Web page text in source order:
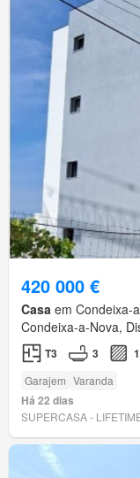
420 000 €
Casa em Condeixa-
Condeixa-a-Nova,
T3 3
Garajem Varanda
Há 22 dias
SUPERCASA -